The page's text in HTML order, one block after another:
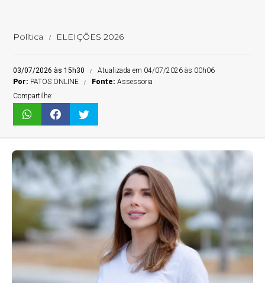
Política ELEIÇÕES 2026
03/07/2026 às 15h30
Atualizada em 04/07/2026 às 00h06
Por: PATOS ONLINE Fonte:Assessoria
Compartilhe: